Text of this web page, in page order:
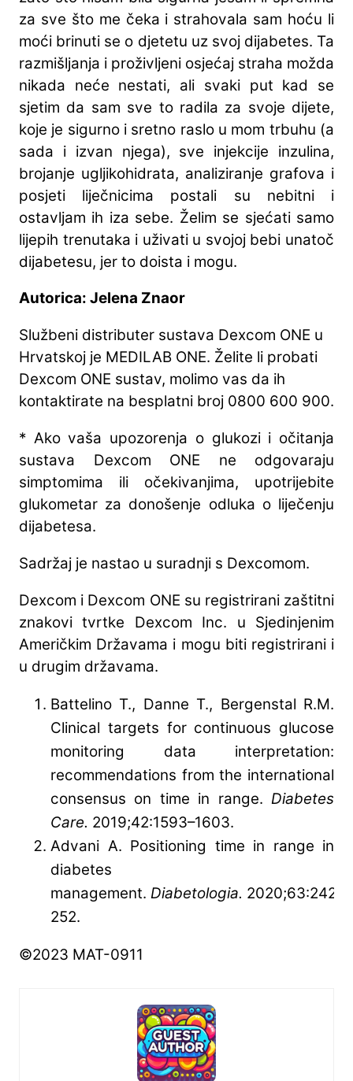
za sve što me čeka i strahovala sam hoću li
moći brinuti se o djetetu uz svoj dijabetes. Ta
razmišljanja i proživljeni osjećaj straha možda
nikada neće nestati, ali svaki put kad se
sjetim da sam sve to radila za svoje dijete,
koje je sigurno i sretno raslo u mom trbuhu (a
sada i izvan njega), sve injekcije inzulina,
brojanje ugljikohidrata, analiziranje grafova i
posjeti liječnicima postali su nebitni i
ostavljam ih iza sebe. Želim se sjećati samo
lijepih trenutaka i uživati u svojoj bebi unatoč
dijabetesu, jer to doista i mogu.
Autorica: Jelena Znaor
Službeni distributer sustava Dexcom ONE u
Hrvatskoj je MEDILAB ONE. Želite li probati
Dexcom ONE sustav, molimo vas da ih
kontaktirate na besplatni broj 0800 600 900.
* Ako vaša upozorenja o glukozi i očitanja
sustava Dexcom ONE ne odgovaraju
simptomima ili očekivanjima, upotrijebite
glukometar za donošenje odluka o liječenju
dijabetesa.
Sadržaj je nastao u suradnji s Dexcomom.
Dexcom i Dexcom ONE su registrirani zaštitni
znakovi tvrtke Dexcom Inc. u Sjedinjenim
Američkim Državama i mogu biti registrirani i
u drugim državama.
Battelino T., Danne T., Bergenstal R.M.
Clinical targets for continuous glucose
monitoring data interpretation:
recommendations from the international
consensus on time in range. Diabetes
Care. 2019;42:1593–1603.
Advani A. Positioning time in range in
diabetes
management. Diabetologia. 2020;63:242–
252.
©2023 MAT-0911